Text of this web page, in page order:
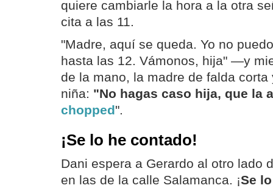
quiere cambiarle la hora a la otra
cita a las 11.
"Madre, aquí se queda. Yo no
hasta las 12. Vámonos, hija" —y
de la mano, la madre de falda
niña: "No hagas caso hija, que la
chopped".
¡Se lo he contado!
Dani espera a Gerardo al otro lado
en las de la calle Salamanca. ¡Se